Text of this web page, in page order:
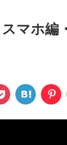
マホ編